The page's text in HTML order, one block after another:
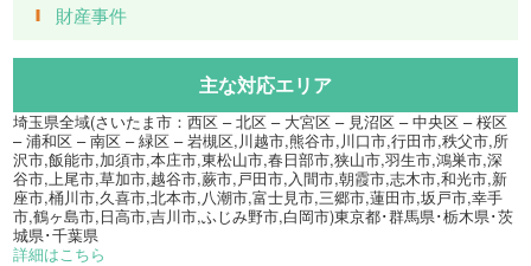
財産事件
主な対応エリア
埼玉県全域(さいたま市：西区 – 北区 – 大宮区 – 見沼区 – 中央区 – 桜区
– 浦和区 – 南区 – 緑区 – 岩槻区,川越市,熊谷市,川口市,行田市,秩父市,所
沢市,飯能市,加須市,本庄市,東松山市,春日部市,狭山市,羽生市,鴻巣市,深
谷市,上尾市,草加市,越谷市,蕨市,戸田市,入間市,朝霞市,志木市,和光市,新
座市,桶川市,久喜市,北本市,八潮市,富士見市,三郷市,蓮田市,坂戸市,幸手
市,鶴ヶ島市,日高市,吉川市,ふじみ野市,白岡市)東京都･群馬県･栃木県･茨
城県･千葉県
詳細はこちら